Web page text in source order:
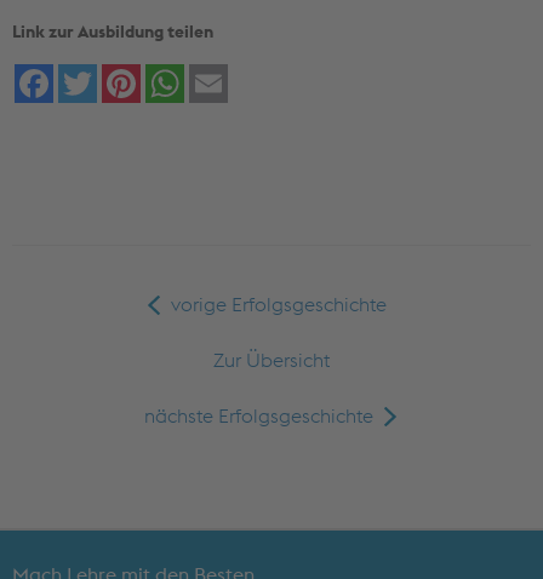
Link zur Ausbildung teilen
Facebook
Twitter
Pinterest
WhatsApp
vorige Erfolgsgeschichte
Zur Übersicht
nächste Erfolgsgeschichte